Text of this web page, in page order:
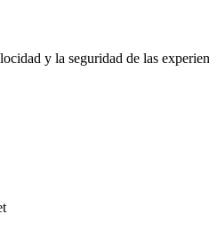
y la seguridad de las